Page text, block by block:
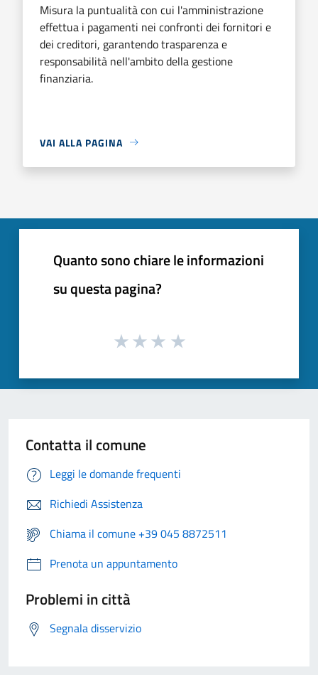
Misura la puntualità con cui l'amministrazione
effettua i pagamenti nei confronti dei fornitori e
dei creditori, garantendo trasparenza e
responsabilità nell'ambito della gestione
finanziaria.
VAI ALLA PAGINA
Quanto sono chiare le informazioni
su questa pagina?
Contatta il comune
Leggi le domande frequenti
Richiedi Assistenza
Chiama il comune +39 045 8872511
Prenota un appuntamento
Problemi in città
Segnala disservizio